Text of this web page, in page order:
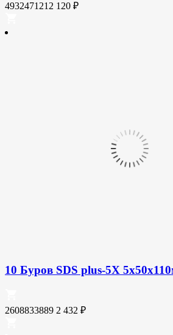
4932471212 120 ₽
10 Буров SDS plus-5X
2608833889 2 432 ₽